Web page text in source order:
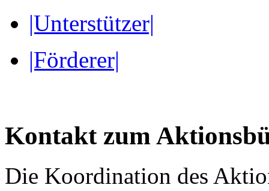
|Unterstützer|
|Förderer|
Kontakt zum
Die Koordination des